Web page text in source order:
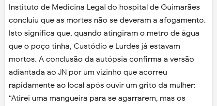
Instituto de Medicina Legal do hospital de Guimarães
concluiu que as mortes não se deveram a afogamento.
Isto significa que, quando atingiram o metro de água
que o poço tinha, Custódio e Lurdes já estavam
mortos. A conclusão da autópsia confirma a versão
adiantada ao JN por um vizinho que acorreu
rapidamente ao local após ouvir um grito da mulher:
“Atirei uma mangueira para se agarrarem, mas os